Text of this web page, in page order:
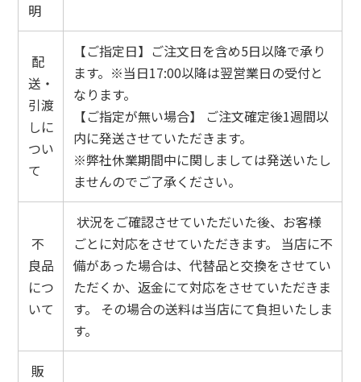
明
配
送・
引渡
しに
つい
て
【ご指定日】ご注文日を含め5日以降で承り
ます。※当日17:00以降は翌営業日の受付と
なります。
【ご指定が無い場合】 ご注文確定後1週間以
内に発送させていただきます。
※弊社休業期間中に関しましては発送いたし
ませんのでご了承ください。
不
良品
につ
いて
状況をご確認させていただいた後、お客様
ごとに対応をさせていただきます。 当店に不
備があった場合は、代替品と交換をさせてい
ただくか、返金にて対応をさせていただきま
す。 その場合の送料は当店にて負担いたしま
す。
販